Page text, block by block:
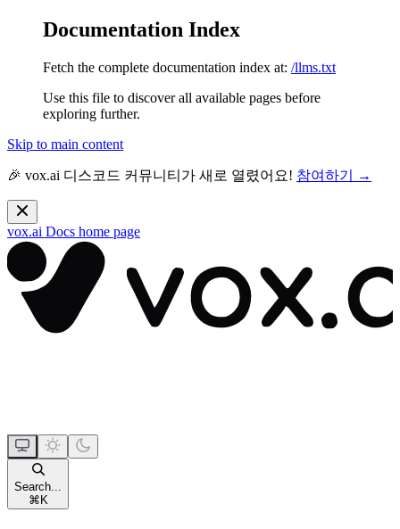
Documentation Index
Fetch the complete documentation index at: /llms.txt
Use this file to discover all available pages before
exploring further.
Skip to main content
🎉 vox.ai 디스코드 커뮤니티가 새로 열렸어요! 참여하기 →
vox.ai Docs home page
Search...
⌘ K